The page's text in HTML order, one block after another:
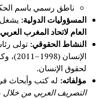
ناطق رسمي باسم
المسؤوليات الدولية: يشغل منذ
العام لاتحاد المغرب العربي
النشاط الحقوقي: تولى
لحقوق الإنسان.
مؤلفاته: له كتب وأبحاث
التصريف العربي من خلال